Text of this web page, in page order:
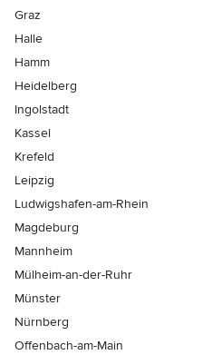
Graz
Halle
Hamm
Heidelberg
Ingolstadt
Kassel
Krefeld
Leipzig
Ludwigshafen-am-Rhein
Magdeburg
Mannheim
Mülheim-an-der-Ruhr
Münster
Nürnberg
Offenbach-am-Main